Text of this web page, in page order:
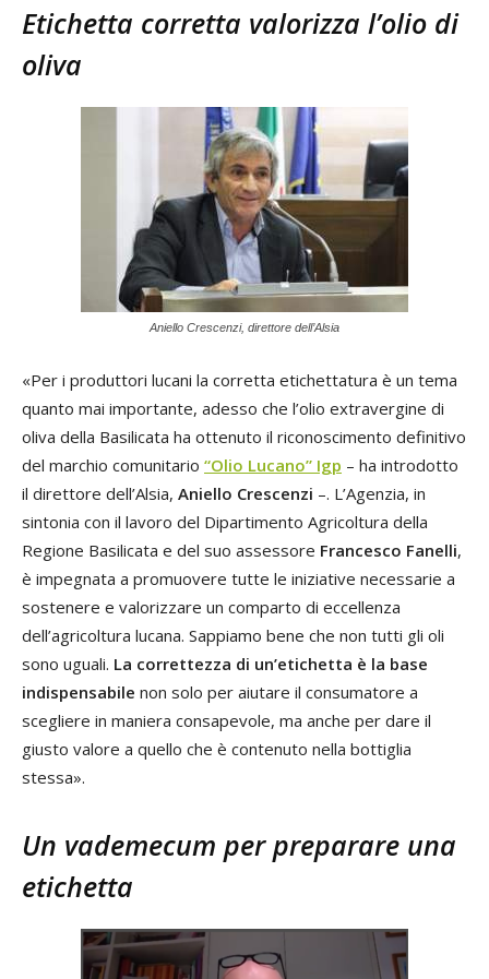
Etichetta corretta valorizza l’olio di
oliva
Aniello Crescenzi, direttore dell’Alsia
«Per i produttori lucani la corretta etichettatura è un tema
quanto mai importante, adesso che l’olio extravergine di
oliva della Basilicata ha ottenuto il riconoscimento definitivo
del marchio comunitario “Olio Lucano” Igp – ha introdotto
il direttore dell’Alsia, Aniello Crescenzi –. L’Agenzia, in
sintonia con il lavoro del Dipartimento Agricoltura della
Regione Basilicata e del suo assessore Francesco Fanelli,
è impegnata a promuovere tutte le iniziative necessarie a
sostenere e valorizzare un comparto di eccellenza
dell’agricoltura lucana. Sappiamo bene che non tutti gli oli
sono uguali. La correttezza di un’etichetta è la base
indispensabile non solo per aiutare il consumatore a
scegliere in maniera consapevole, ma anche per dare il
giusto valore a quello che è contenuto nella bottiglia
stessa».
Un vademecum per preparare una
etichetta